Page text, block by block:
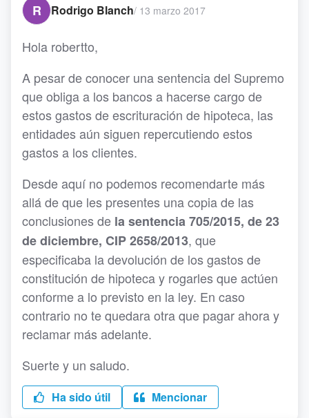
R
Rodrigo Blanch/ 13 marzo 2017
Hola robertto,
A pesar de conocer una sentencia del Supremo
que obliga a los bancos a hacerse cargo de
estos gastos de escrituración de hipoteca, las
entidades aún siguen repercutiendo estos
gastos a los clientes.
Desde aquí no podemos recomendarte más
allá de que les presentes una copia de las
conclusiones de la sentencia 705/2015, de 23
de diciembre, CIP 2658/2013, que
especificaba la devolución de los gastos de
constitución de hipoteca y rogarles que actúen
conforme a lo previsto en la ley. En caso
contrario no te quedara otra que pagar ahora y
reclamar más adelante.
Suerte y un saludo.
Ha sido útil Mencionar